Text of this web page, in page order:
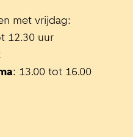
met vrijdag:
12.30 uur
: 13.00 tot 16.00